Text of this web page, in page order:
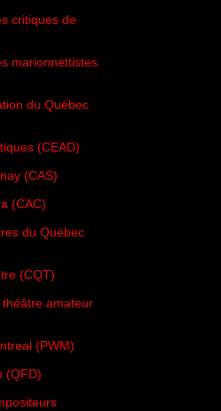
critiques de
marionnettistes
du Québec
(CEAD)
(CAS)
(CAC)
du Québec
(CQT)
amateur
(PWM)
(QFD)